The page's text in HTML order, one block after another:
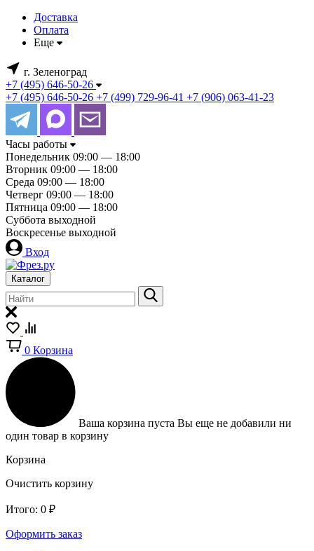
Доставка
Оплата
Еще
г. Зеленоград
+7 (495) 646-50-26
+7 (495) 646-50-26 +7 (499) 729-96-41 +7 (906) 063-41-23
Часы работы
Понедельник 09:00 — 18:00
Вторник 09:00 — 18:00
Среда 09:00 — 18:00
Четверг 09:00 — 18:00
Пятница 09:00 — 18:00
Суббота выходной
Воскресенье выходной
Вход
Каталог
0 Корзина
Ваша корзина пуста Вы еще не добавили ни
один товар в корзину
Корзина
Очистить корзину
Итого: 0 ₽
Оформить заказ